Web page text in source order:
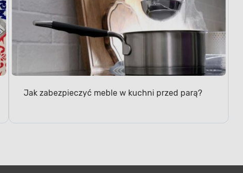
Jak zabezpieczyć meble w kuchni przed parą?